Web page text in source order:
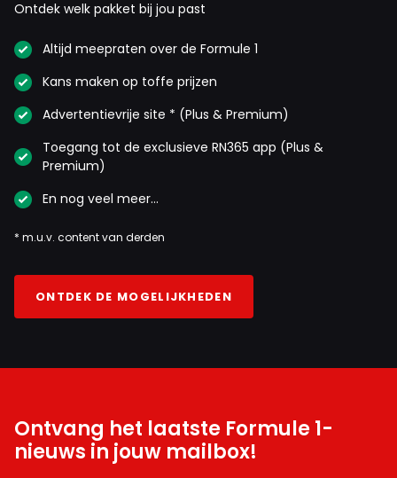
Bri123
Er is geen 1.15 gereden
Beastmode
29 februari 2020 23:23
Ja hoor en als max tijdens die snelste ronde niet in zijn
Meepraten? Dat kan! Je hoeft je alleen maar aan te
melden met een RN365-account.
Ontdek welk pakket bij jou past
Altijd meepraten over de Formule 1
Kans maken op toffe prijzen
Advertentievrije site * (Plus & Premium)
Toegang tot de exclusieve RN365 app (Plus &
Premium)
En nog veel meer…
* m.u.v. content van derden
ONTDEK DE MOGELIJKHEDEN
Ontvang het laatste Formule 1-
nieuws in jouw mailbox!